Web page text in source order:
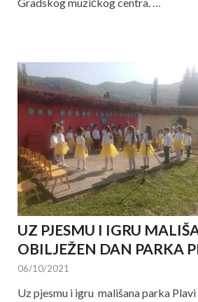
UZ PJESMU I IGRU
OBILJEŽEN DAN PARKA
06/10/2021
Uz pjesmu i igru mališana parka